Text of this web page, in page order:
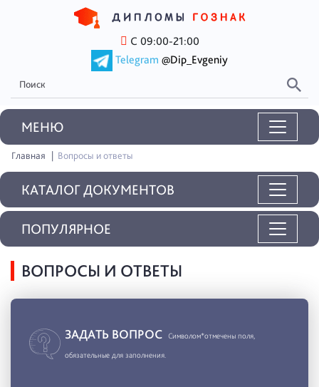
С 09:00-21:00
Telegram @Dip_Evgeniy
MEНЮ
Главная Вопросы и ответы
КАТАЛОГ ДОКУМЕНТОВ
ВОПРОСЫ И ОТВЕТЫ
ЗАДАТЬ ВОПРОС Символом*отмечены поля,
обязательные для заполнения.
ПОПУЛЯРНОЕ